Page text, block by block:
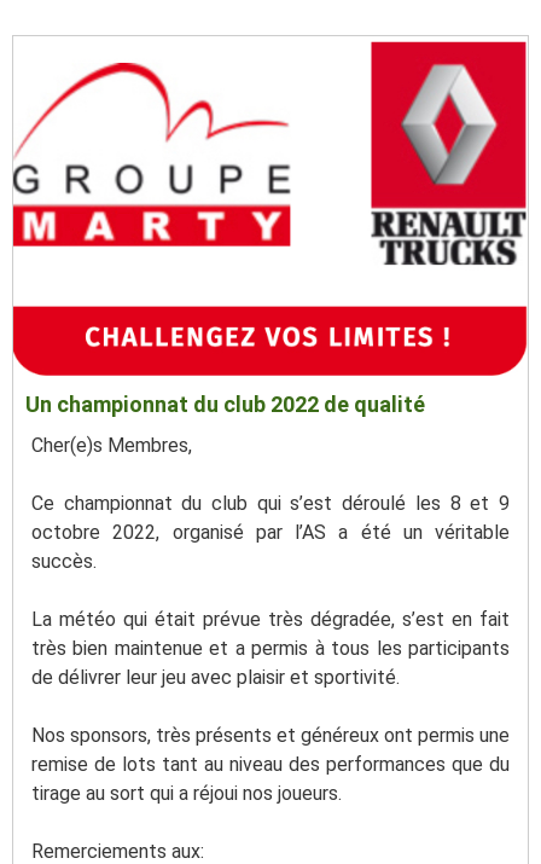
Un championnat du club 2022 de qualité
Cher(e)s Membres,
Ce championnat du club qui s’est déroulé les 8 et 9
octobre 2022, organisé par l’AS a été un véritable
succès.
La météo qui était prévue très dégradée, s’est en fait
très bien maintenue et a permis à tous les participants
de délivrer leur jeu avec plaisir et sportivité.
Nos sponsors, très présents et généreux ont permis une
remise de lots tant au niveau des performances que du
tirage au sort qui a réjoui nos joueurs.
Remerciements aux: